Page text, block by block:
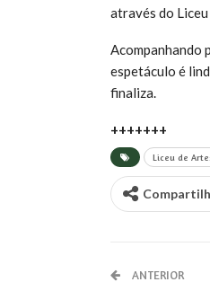
através do
Acompanhando
espetáculo é
finaliza.
+++++++
Liceu de
ANTERIOR